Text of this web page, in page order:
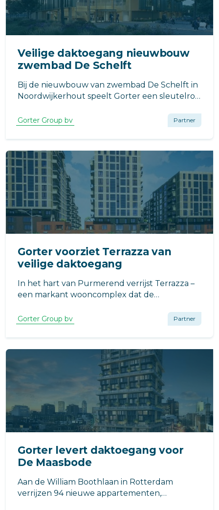
Veilige daktoegang nieuwbouw
zwembad De Schelft
Bij de nieuwbouw van zwembad De Schelft in
Noordwijkerhout speelt Gorter een sleutelrol
toegang tot de daken en installatieruimtes.
Gorter Group bv Partner
Gorter voorziet Terrazza van
veilige daktoegang
In het hart van Purmerend verrijst Terrazza –
een markant wooncomplex dat de
Gorter Group bv Partner
Gorter levert daktoegang voor
De Maasbode
Aan de William Boothlaan in Rotterdam
verrijzen 94 nieuwe appartementen,